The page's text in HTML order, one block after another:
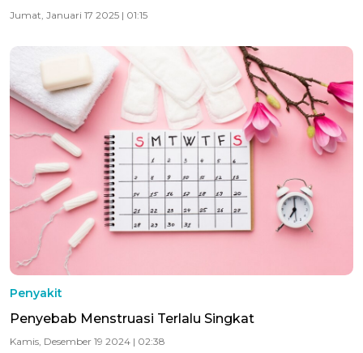
Jumat, Januari 17 2025 | 01:15
Penyakit
Penyebab Menstruasi Terlalu Singkat
Kamis, Desember 19 2024 | 02:38